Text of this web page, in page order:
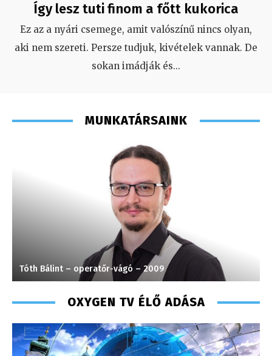
Így lesz tuti finom a főtt kukorica
Ez az a nyári csemege, amit valószínű nincs olyan,
aki nem szereti. Persze tudjuk, kivételek vannak. De
sokan imádják és...
MUNKATÁRSAINK
Szél Móni – szerkesztő-riporter
OXYGEN TV ÉLŐ ADÁSA